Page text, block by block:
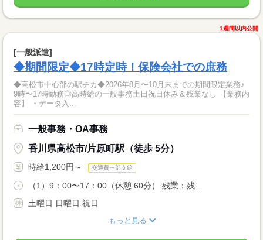
1週間以内公開
[一般派遣]
◆期間限定◆17時定時！保険会社での庶務
◆高松市中心部の駅チカ◆2026年8月〜10月末までの期間限定業務♪
9時〜17時勤務◎高時給の一般事務土日祝日休み＆残業なし 【業務内
容】 ・データ入...
一般事務・OA事務
香川県高松市/片原町駅（徒歩 5分）
時給1,200円～ 交通費一部支給
（1）9：00〜17：00（休憩 60分） 残業：残...
土曜日 日曜日 祝日
もっと見る